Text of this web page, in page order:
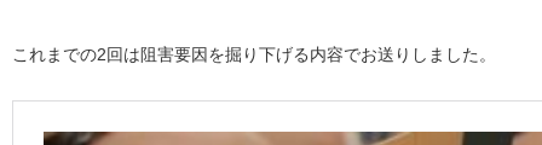
これまでの2回は阻害要因を掘り下げる内容でお送りしました。